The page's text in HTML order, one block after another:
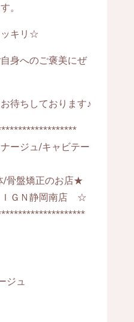
。
ッキリ☆
身へのご褒美にぜ
待ちしております♪
ージュ/キャビテー
/骨盤矯正のお店★
ＧＮ静岡南店 ☆
ジュ